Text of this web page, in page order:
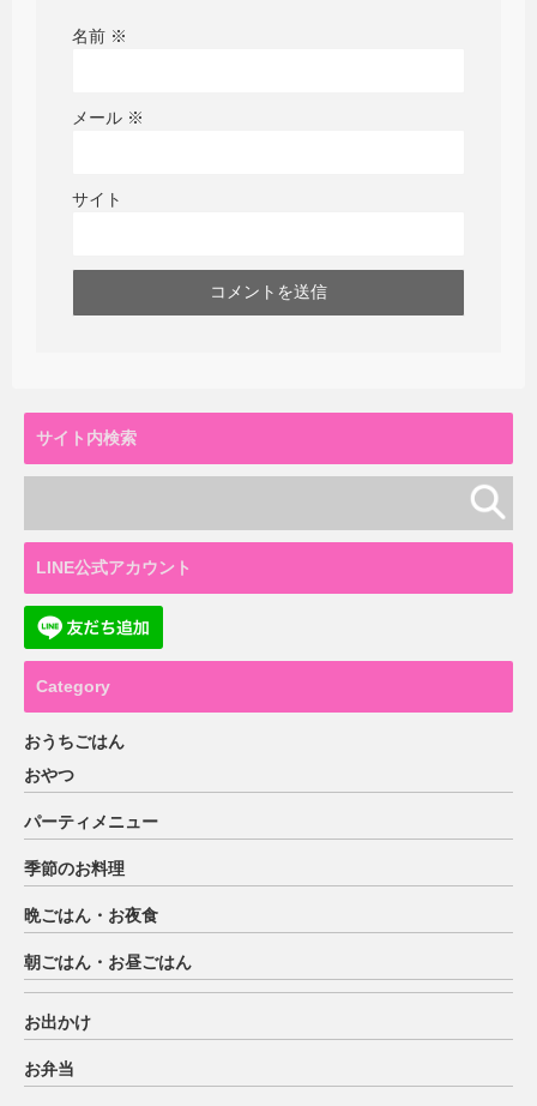
名前 ※
メール ※
サイト
サイト内検索
LINE公式アカウント
Category
おうちごはん
おやつ
パーティメニュー
季節のお料理
晩ごはん・お夜食
朝ごはん・お昼ごはん
お出かけ
お弁当